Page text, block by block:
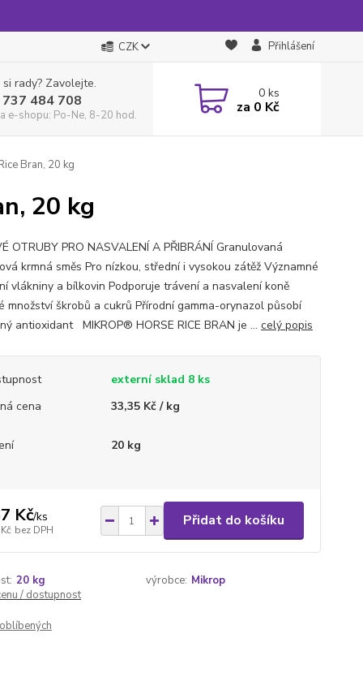
CZK Přihlášení
rady? Zavolejte.
484 708
e-shopu: Po-Ne, 8-20 hod.
0ks
za 0 Kč
Bran, 20 kg
20 kg
OTRUBY PRO NASVALENÍ A PŘIBRÁNÍ Granulovaná
krmná směs Pro nízkou, střední i vysokou zátěž Významné
vlákniny a bílkovin Podporuje trávení a nasvalení koně
množství škrobů a cukrů Přírodní gamma-orynazol působí
antioxidant MIKROP® HORSE RICE BRAN je ... celý popis
externí sklad 8 ks
cena
33,35 Kč / kg
20 kg
Kč/ks
bez DPH
Přidat do košíku
20 kg výrobce: Mikrop
/ dostupnost